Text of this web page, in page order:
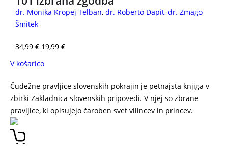
dr. Monika Kropej Telban, dr. Roberto Dapit, dr. Zmago
Šmitek
34,99€ 19,99 €
V košarico
Čudežne pravljice slovenskih pokrajin je petnajsta knjiga v
zbirki Zakladnica slovenskih pripovedi. V njej so zbrane
pravljice, ki opisujejo čaroben svet vilincev in princev.